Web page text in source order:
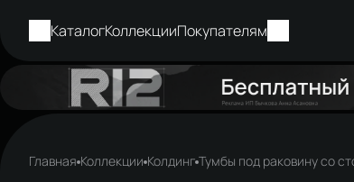
КаталогКоллекцииПокупателям
Главная Коллекции Колдинг Тумбы под раковину со